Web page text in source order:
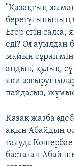
"Қазақтың
беретұғынының
Егер егін салса,
еді? Ол ауылдан
майын сұрап
аңдып, қулық,
яки
пайдасыз,
Қазақ жазба
ақын Абайдың
таяуда
бастаған Абай